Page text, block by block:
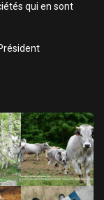
qui en sont